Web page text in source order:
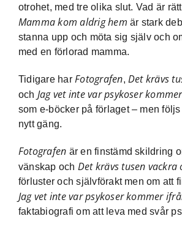
otrohet, med tre olika slut. Vad är
Mamma kom aldrig hem är stark
stanna upp och möta sig själv och
med en förlorad mamma.
Tidigare harFotografen, Det krävs
och Jag vet inte var psykoser kommer
som e-böcker på förlaget – men
nytt gäng.
Fotografen är en finstämd skildring
vänskap och Det krävs tusen vackra
förluster och självförakt men om att
Jag vet inte var psykoser kommer
faktabiografi om att leva med svår